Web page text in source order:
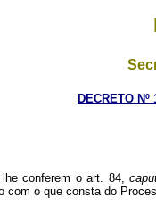
DECRETO
conferem o art. 84,
o que consta do